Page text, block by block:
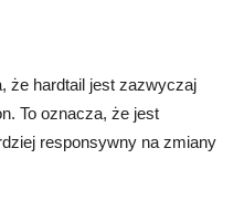
że hardtail jest zazwyczaj
To oznacza, że jest
responsywny na zmiany